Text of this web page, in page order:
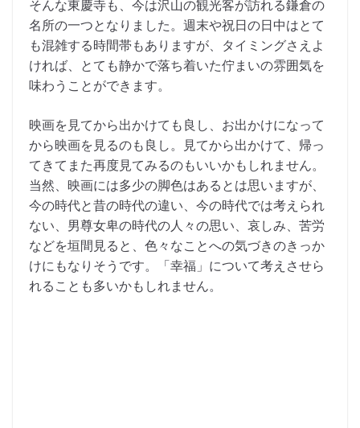
そんな東慶寺も、今は沢山の観光客が訪れる鎌倉の
名所の一つとなりました。週末や祝日の日中はとて
も混雑する時間帯もありますが、タイミングさえよ
ければ、とても静かで落ち着いた佇まいの雰囲気を
味わうことができます。
映画を見てから出かけても良し、お出かけになって
から映画を見るのも良し。見てから出かけて、帰っ
てきてまた再度見てみるのもいいかもしれません。
当然、映画には多少の脚色はあるとは思いますが、
今の時代と昔の時代の違い、今の時代では考えられ
ない、男尊女卑の時代の人々の思い、哀しみ、苦労
などを垣間見ると、色々なことへの気づきのきっか
けにもなりそうです。「幸福」について考えさせら
れることも多いかもしれません。